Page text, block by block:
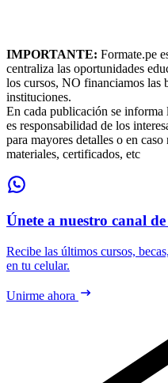
IMPORTANTE: Formate.pe
centraliza las oportunidades
los cursos, NO financiamos las
instituciones.
En cada publicación se
es responsabilidad de los
para mayores detalles o en
materiales, certificados, etc
Únete a nuestro canal
Recibe las últimos cursos,
en tu celular.
Unirme ahora